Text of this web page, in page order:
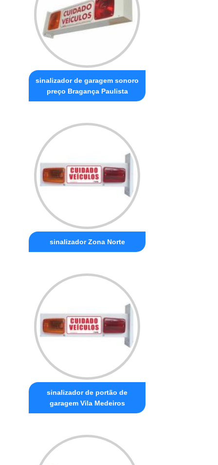
sinalizador de garagem sonoro
preço Bragança Paulista
sinalizador Zona Norte
sinalizador de portão de
garagem Vila Medeiros